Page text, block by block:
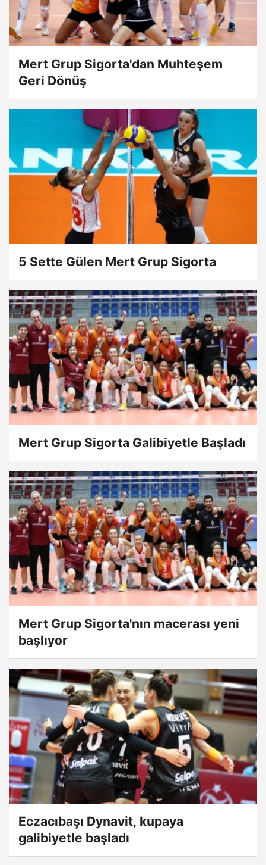
Mert Grup Sigorta'dan Muhteşem
Geri Dönüş
5 Sette Gülen Mert Grup Sigorta
Mert Grup Sigorta Galibiyetle Başladı
Mert Grup Sigorta'nın macerası yeni
başlıyor
Eczacıbaşı Dynavit, kupaya
galibiyetle başladı